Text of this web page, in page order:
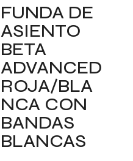
FUNDA DE
ASIENTO
BETA
ADVANCED
ROJA/BLA
NCA CON
BANDAS
BLANCAS